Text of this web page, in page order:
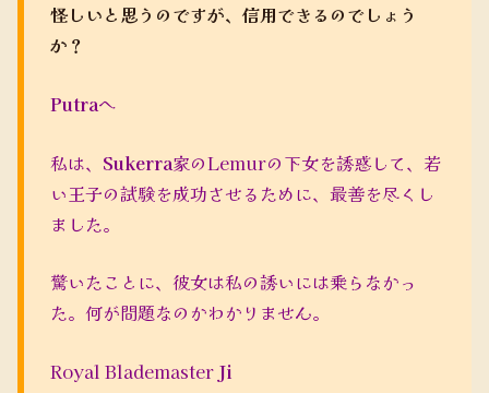
怪しいと思うのですが、信用できるのでしょう
か？
Putraへ
私は、 Sukerra家のLemurの下女を誘惑して、若
い王子の試験を成功させるために、最善を尽くし
ました。
驚いたことに、彼女は私の誘いには乗らなかっ
た。何が問題なのかわかりません。
Royal Blademaster Ji